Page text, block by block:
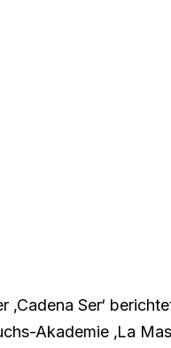
‚Cadena Ser‘
Akademie ‚La